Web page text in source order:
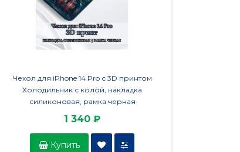
Чехол для iPhone 14 Pro с 3D принтом
Холодильник с колой, накладка
силиконовая, рамка черная
1 340 ₽
Купить